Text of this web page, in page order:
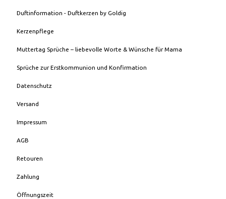
Duftinformation - Duftkerzen by Goldig
Kerzenpflege
Muttertag Sprüche – liebevolle Worte & Wünsche für Mama
Sprüche zur Erstkommunion und Konfirmation
Datenschutz
Versand
Impressum
AGB
Retouren
Zahlung
Öffnungszeit